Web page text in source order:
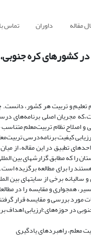
مقاله داوران تماس
کشورهای کره جنوبی،
و تربیت هر کشور،
مجریان اصلی برنامه‌های
نظام تربیت‌معلم متناسب
کیفیت برنامه‌درسی
تطبیق در این مقاله، از میان
را که مطابق گزارشهای بین
را برای مطالعه برگزیده
برخی از سایتهای
همجواری و مقایسه را در
بررسی و مقایسه قرار
در حوزه‌های؛ارزیابی
معلم، راهبردهای یادگیری